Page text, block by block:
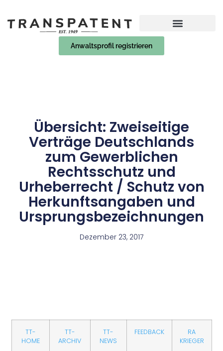
Anwaltsprofil registrieren
Übersicht: Zweiseitige
Verträge Deutschlands
zum Gewerblichen
Rechtsschutz und
Urheberrecht / Schutz von
Herkunftsangaben und
Ursprungsbezeichnungen
Dezember 23, 2017
TT-
HOME
TT-
ARCHIV
TT-
NEWS
FEEDBACK
RA
KRIEGER